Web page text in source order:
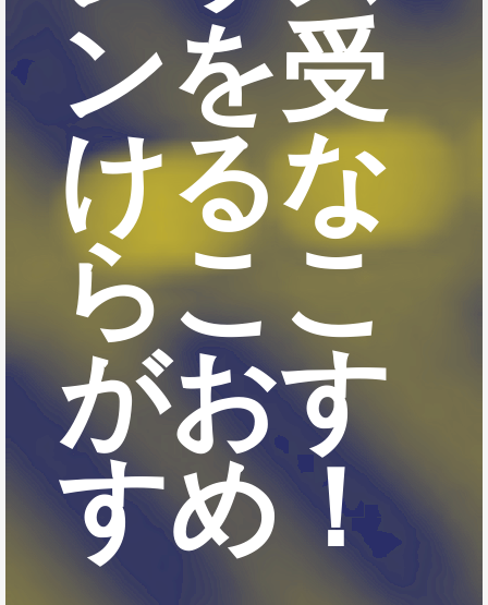
ンを受
けるな
らここ
がおす
すめ！